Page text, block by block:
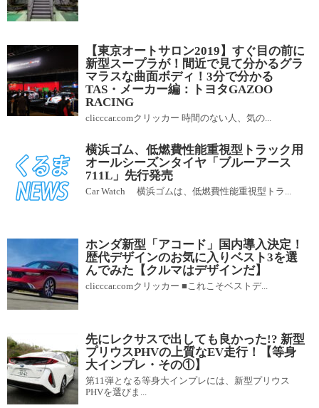
【東京オートサロン2019】すぐ目の前に
新型スープラが！間近で見て分かるグラ
マラスな曲面ボディ！3分で分かる
TAS・メーカー編：トヨタGAZOO
RACING
clicccar.comクリッカー 時間のない人、気の...
横浜ゴム、低燃費性能重視型トラック用
オールシーズンタイヤ「ブルーアース
711L」先行発売
Car Watch 横浜ゴムは、低燃費性能重視型トラ...
ホンダ新型「アコード」国内導入決定！
歴代デザインのお気に入りベスト3を選
んでみた【クルマはデザインだ】
clicccar.comクリッカー ■これこそベストデ...
先にレクサスで出しても良かった!? 新型
プリウスPHVの上質なEV走行！【等身
大インプレ・その①】
第11弾となる等身大インプレには、新型プリウス
PHVを選びま...